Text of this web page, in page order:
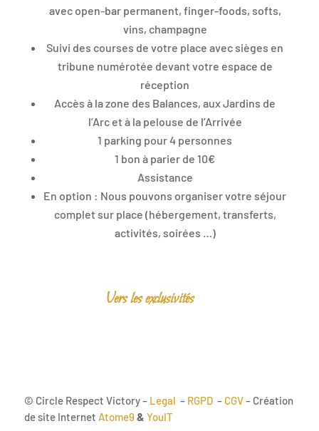
avec open-bar permanent, finger-foods, softs,
vins, champagne
Suivi des courses de votre place avec sièges en
tribune numérotée devant votre espace de
réception
Accès à la zone des Balances, aux Jardins de
l’Arc et à la pelouse de l’Arrivée
1 parking pour 4 personnes
1 bon à parier de 10€
Assistance
En option : Nous pouvons organiser votre séjour
complet sur place (hébergement, transferts,
activités, soirées …)
Vers les exclusivités
© Circle Respect Victory – Legal – RGPD– CGV– Création
de site Internet Atome9 & YouIT